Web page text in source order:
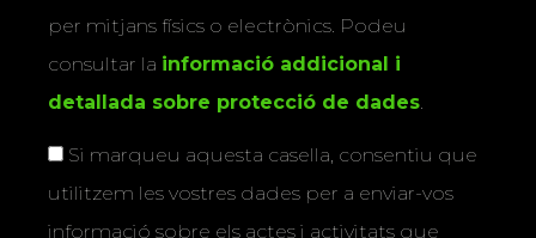
per mitjans físics o electrònics. Podeu
consultar la informació addicional i
detallada sobre protecció de dades
Si marqueu aquesta casella, consentiu que
utilitzem les vostres dades per a enviar-vos
informació sobre els actes i activitats que